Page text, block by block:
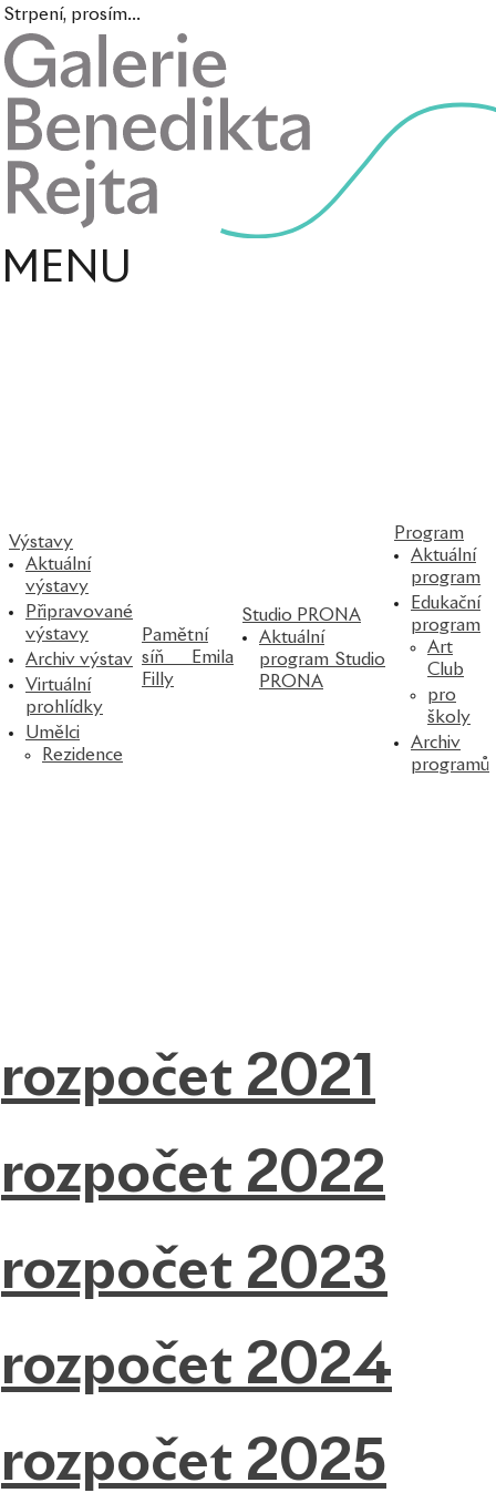
Strpení, prosím...
MENU
Výstavy
Aktuální
výstavy
Připravované
výstavy
Archiv výstav
Virtuální
prohlídky
Umělci
Rezidence
Pamětní
síň Emila
Filly
Studio PRONA
Aktuální
program Studio
PRONA
Program
Aktuální
program
Edukační
program
Art
Club
pro
školy
Archiv
programů
rozpočet 2021
rozpočet 2022
rozpočet 2023
rozpočet 2024
rozpočet 2025